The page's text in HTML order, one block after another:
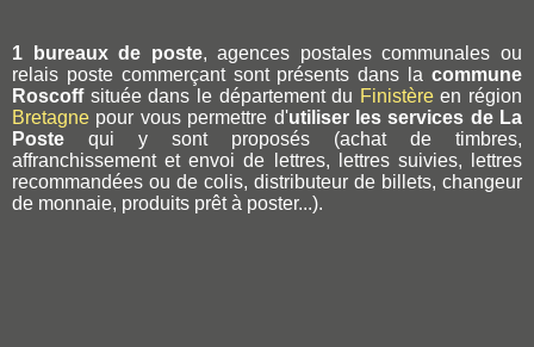
1 bureaux de poste, agences postales communales ou
relais poste commerçant sont présents dans la commune
Roscoffsituée dans le département du Finistèreen région
Bretagne pour vous permettre d'utiliser les services de La
Poste qui y sont proposés (achat de timbres,
affranchissement et envoi de lettres, lettres suivies, lettres
recommandées ou de colis, distributeur de billets, changeur
de monnaie, produits prêt à poster...).